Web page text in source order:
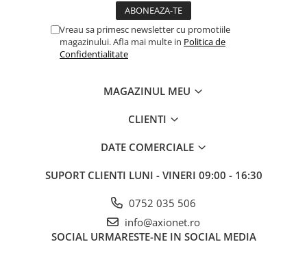
Vreau sa primesc newsletter cu promotiile
magazinului. Afla mai multe in Politica de
Confidentialitate
MAGAZINUL MEU
CLIENTI
DATE COMERCIALE
SUPORT CLIENTI LUNI - VINERI 09:00 - 16:30
0752 035 506
info@axionet.ro
SOCIAL URMARESTE-NE IN SOCIAL MEDIA